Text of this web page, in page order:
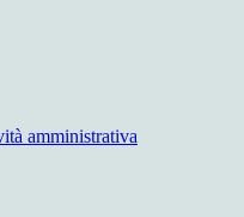
amministrativa